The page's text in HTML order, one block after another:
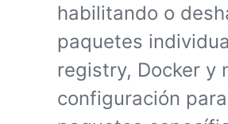
habilitando o
paquetes
registry, Docker y
configuración